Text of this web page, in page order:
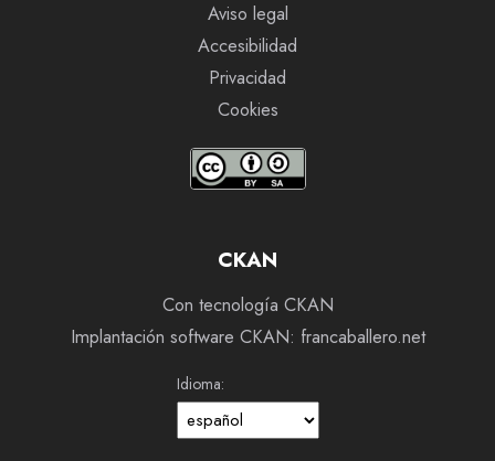
Aviso legal
Accesibilidad
Privacidad
Cookies
CKAN
Con tecnología CKAN
Implantación software CKAN: francaballero.net
Idioma